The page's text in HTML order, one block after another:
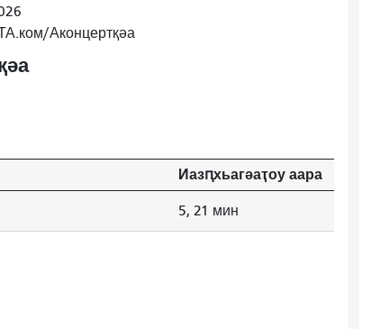
Аконцертқәа
Иазԥхьагәаҭоу аара
5, 21 мин